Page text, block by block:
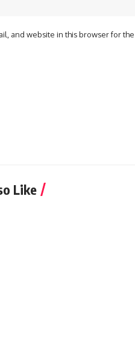
and website in this browser for
Like